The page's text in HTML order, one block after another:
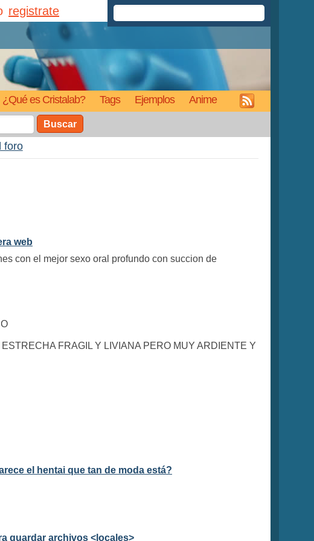
¿Qué es Cristalab? Tags Ejemplos Anime
registrate
Buscar
foro
web
con el mejor sexo oral profundo con succion de
FRAGIL Y LIVIANA PERO MUY ARDIENTE Y
el hentai que tan de moda está?
guardar archivos <locales>